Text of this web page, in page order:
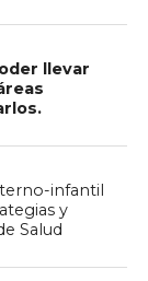
llevar
infantil
y
Salud